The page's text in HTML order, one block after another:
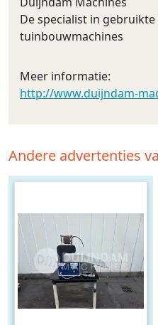
De specialist in gebruikte
tuinbouwmachines
Meer informatie:
http://www.duijndam-
Andere advertenties